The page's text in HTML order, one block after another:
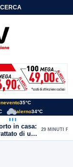
CERCA
35°C
Salerno34°C
in casa:
di un
29 MINUTI FA